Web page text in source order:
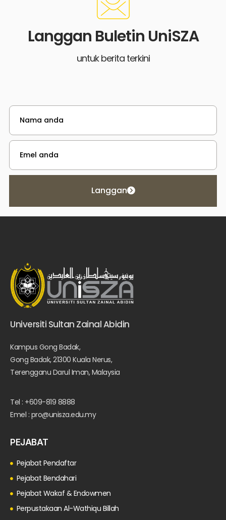
Langgan Buletin UniSZA
untuk berita terkini
Langgan
Universiti Sultan Zainal Abidin
Kampus Gong Badak,
Gong Badak, 21300 Kuala Nerus,
Terengganu Darul Iman, Malaysia
Tel : +609-819 8888
Emel : pro@unisza.edu.my
PEJABAT
Pejabat Pendaftar
Pejabat Bendahari
Pejabat Wakaf & Endowmen
Perpustakaan Al-Wathiqu Billah